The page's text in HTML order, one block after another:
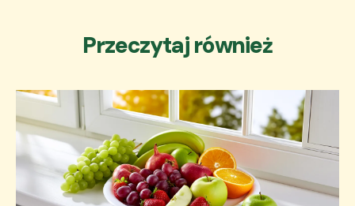
Przeczytaj również